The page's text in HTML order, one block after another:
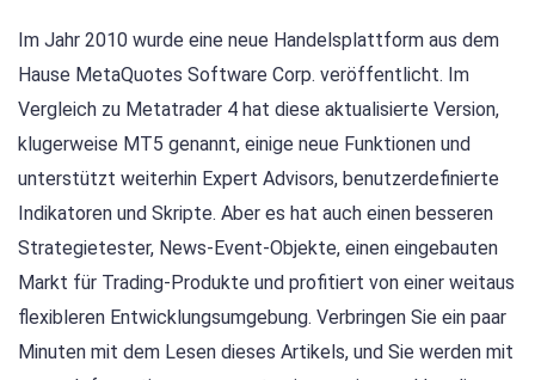
Im Jahr 2010 wurde eine neue Handelsplattform aus dem
Hause MetaQuotes Software Corp. veröffentlicht. Im
Vergleich zu Metatrader 4 hat diese aktualisierte Version,
klugerweise MT5 genannt, einige neue Funktionen und
unterstützt weiterhin Expert Advisors, benutzerdefinierte
Indikatoren und Skripte. Aber es hat auch einen besseren
Strategietester, News-Event-Objekte, einen eingebauten
Markt für Trading-Produkte und profitiert von einer weitaus
flexibleren Entwicklungsumgebung. Verbringen Sie ein paar
Minuten mit dem Lesen dieses Artikels, und Sie werden mit